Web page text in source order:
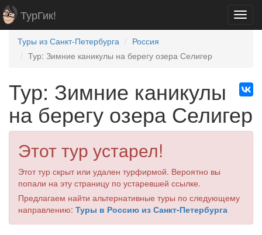
ТурГик!
Туры из Санкт-Петербурга
Россия
Тур: Зимние каникулы на берегу озера Селигер
Тур: Зимние каникулы
на берегу озера Селигер
Этот тур устарел!
Этот тур скрыт или удален турфирмой. Вероятно вы
попали на эту страницу по устаревшей ссылке.
Предлагаем найти альтернативные туры по следующему
направлению: Туры в Россию из Санкт-Петербурга